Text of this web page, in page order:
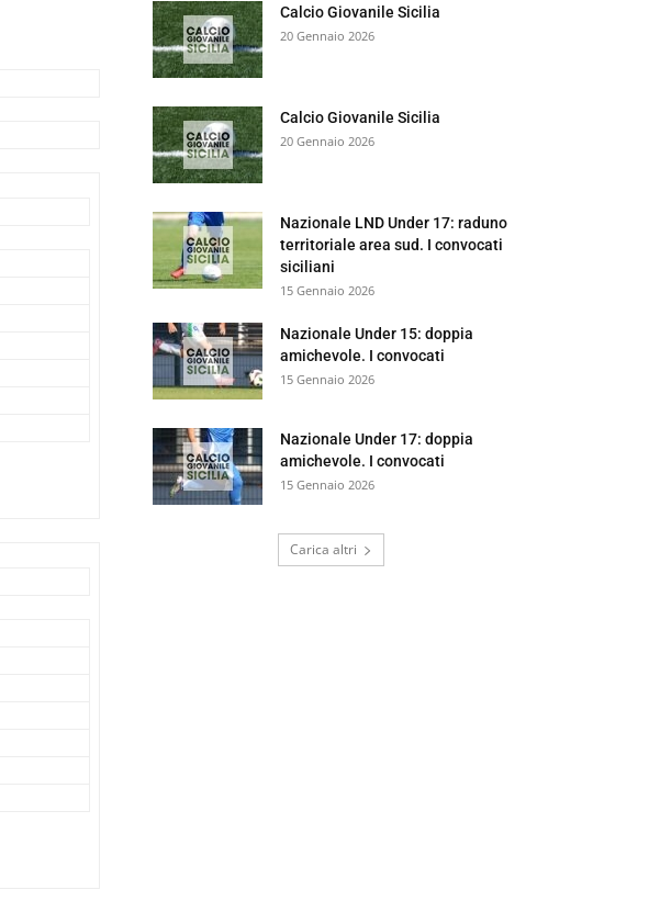
Calcio Giovanile Sicilia
20 Gennaio 2026
Calcio Giovanile Sicilia
20 Gennaio 2026
Nazionale LND Under 17: raduno
territoriale area sud. I convocati
siciliani
15 Gennaio 2026
Nazionale Under 15: doppia
amichevole. I convocati
15 Gennaio 2026
Nazionale Under 17: doppia
amichevole. I convocati
15 Gennaio 2026
Carica altri